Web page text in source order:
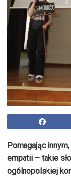
Pomagając
empatii – takie
ogólnopolskiej